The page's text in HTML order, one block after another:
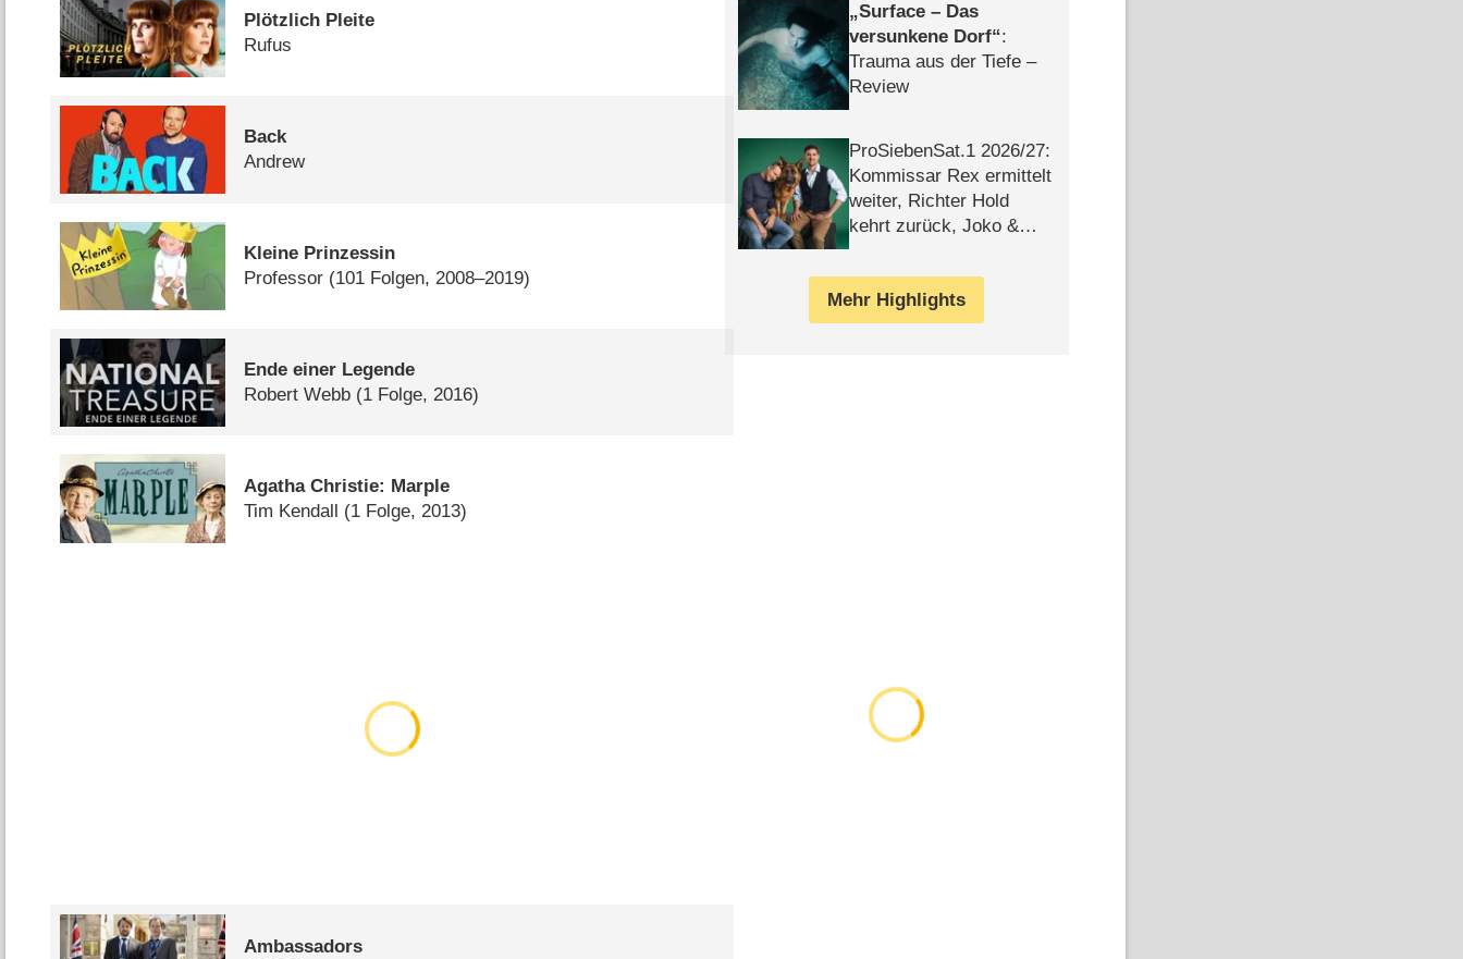
Plötzlich Pleite
Rufus
Back
Andrew
Kleine Prinzessin
Professor (101 Folgen, 2008–2019)
Ende einer Legende
Robert Webb (1 Folge, 2016)
Agatha Christie: Marple
Tim Kendall (1 Folge, 2013)
Ambassadors
Surface – Das
versunkene Dorf :
Trauma aus der Tiefe –
Review
ProSiebenSat.1 2026/​27:
Kommissar Rex ermittelt
weiter, Richter Hold
kehrt zurück, Joko &
Mehr Highlights